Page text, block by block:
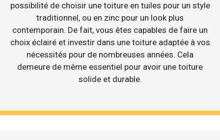
possibilité de choisir une toiture en tuiles pour un style
traditionnel, ou en zinc pour un look plus
contemporain. De fait, vous êtes capables de faire un
choix éclairé et investir dans une toiture adaptée à vos
nécessités pour de nombreuses années. Cela
demeure de même essentiel pour avoir une toiture
solide et durable.